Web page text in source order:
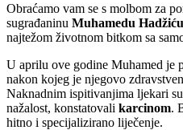
Obraćamo vam se s molbom za
sugrađaninu Muhamedu Hadžiću
najtežom životnom bitkom sa
U aprilu ove godine Muhamed je
nakon kojeg je njegovo
Naknadnim ispitivanjima ljekari
nažalost, konstatovali karcinom.
hitno i specijalizirano liječenje.